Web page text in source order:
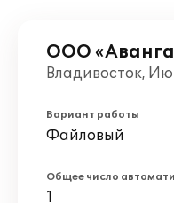
ООО
Владивосток,
Вариант работы
Файловый
Общее число
1